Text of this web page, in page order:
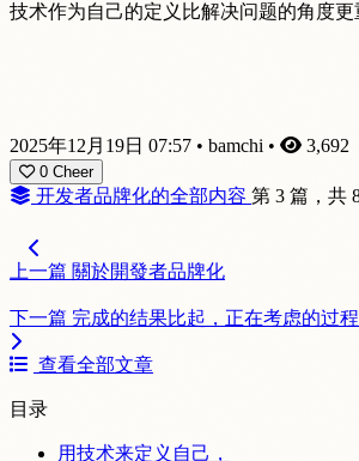
技术作为自己的定义比解决问题的角度
2025年12月19日 07:57 • bamchi • 3,692
0 Cheer
开发者品牌化的全部内容 第 3 篇，共
上一篇 關於開發者品牌化
下一篇 完成的结果比起，正在考虑的过
查看全部文章
目录
用技术来定义自己，